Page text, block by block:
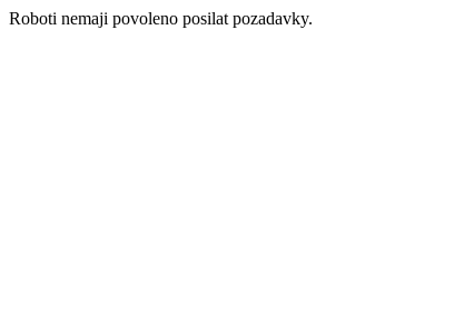
Roboti nemaji povoleno posilat pozadavky.